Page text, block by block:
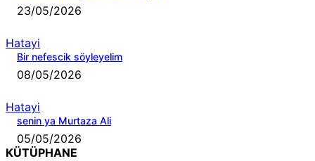
23/05/2026
Hatayi
Bir nefescik söyleyelim
08/05/2026
Hatayi
senin ya Murtaza Ali
05/05/2026
KÜTÜPHANE